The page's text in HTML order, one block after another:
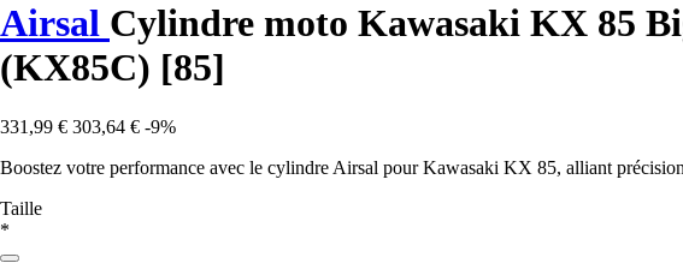
Airsal Cylindre moto Kawasaki KX 85
(KX85C) [85]
331,99 € 303,64 € -9%
Boostez votre performance avec le cylindre Airsal pour Kawasaki KX 85, alliant
Taille
*